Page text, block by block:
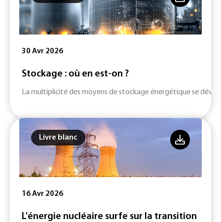
30 Avr 2026
Stockage : où en est-on ?
La multiplicité des moyens de stockage énergétique se
Livre blanc
16 Avr 2026
L'énergie nucléaire surfe sur la transition